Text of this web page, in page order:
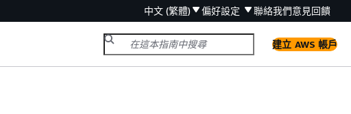
中文 (繁體) 偏好設定 聯絡我們意見回饋
建立 AWS 帳戶